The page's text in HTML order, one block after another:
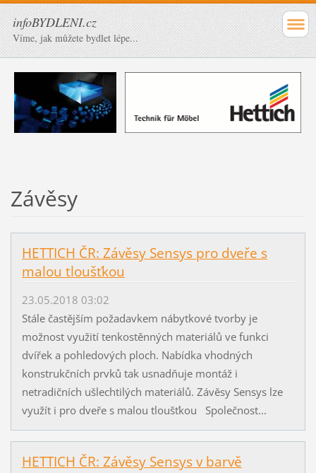
infoBYDLENI.cz
Víme, jak můžete bydlet lépe...
Závěsy
HETTICH ČR: Závěsy Sensys pro dveře s
malou tloušťkou
23.05.2018 03:02
Stále častějším požadavkem nábytkové tvorby je
možnost využití tenkostěnných materiálů ve funkci
dvířek a pohledových ploch. Nabídka vhodných
konstrukčních prvků tak usnadňuje montáž i
netradičních ušlechtilých materiálů. Závěsy Sensys lze
využít i pro dveře s malou tloušťkou Společnost...
HETTICH ČR: Závěsy Sensys v barvě